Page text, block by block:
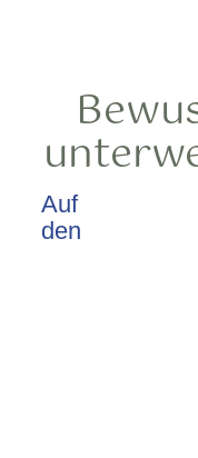
Auf
den